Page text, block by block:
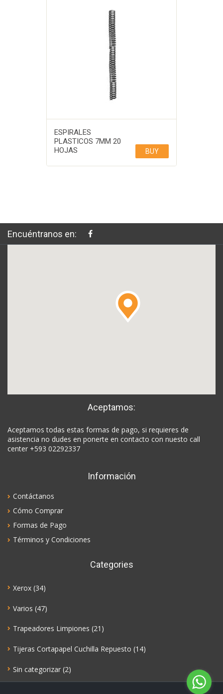
ESPIRALES
PLASTICOS 7MM 20
HOJAS
BUY
Encuéntranos en:
Aceptamos:
Aceptamos todas estas formas de pago, si requieres de
asistencia no dudes en ponerte en contacto con nuesto call
center +593 02292337
Información
Contáctanos
Cómo Comprar
Formas de Pago
Términos y Condiciones
Categories
Xerox (34)
Varios (47)
Trapeadores Limpiones (21)
Tijeras Cortapapel Cuchilla Repuesto (14)
Sin categorizar (2)